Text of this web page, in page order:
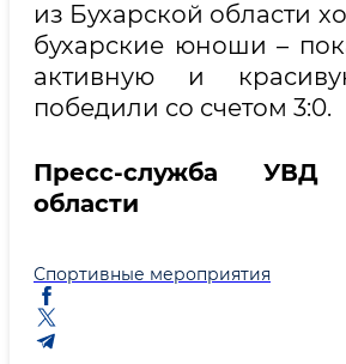
из Бухарской области
бухарские юноши –
активную и
победили со счетом 3:0.
Пресс-служба УВД
области
Спортивные мероприятия